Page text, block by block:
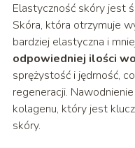
Elastyczność skóry jest
Skóra, która otrzymuje
bardziej elastyczna i
odpowiedniej ilości
sprężystość i jędrność,
regeneracji.
kolagenu, który jest
skóry.